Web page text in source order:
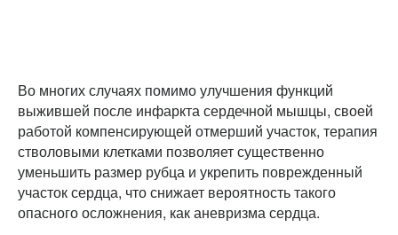
Во многих случаях помимо улучшения функций
выжившей после инфаркта сердечной мышцы, своей
работой компенсирующей отмерший участок, терапия
стволовыми клетками позволяет существенно
уменьшить размер рубца и укрепить поврежденный
участок сердца, что снижает вероятность такого
опасного осложнения, как аневризма сердца.